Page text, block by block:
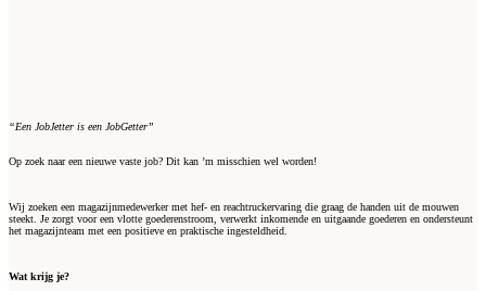
“Een JobJetter is een JobGetter”
Op zoek naar een nieuwe vaste job? Dit kan ’m misschien wel worden!
Wij zoeken een magazijnmedewerker met hef- en reachtruckervaring die graag de handen uit de mouwen
steekt. Je zorgt voor een vlotte goederenstroom, verwerkt inkomende en uitgaande goederen en ondersteunt
het magazijnteam met een positieve en praktische ingesteldheid.
Wat krijg je?